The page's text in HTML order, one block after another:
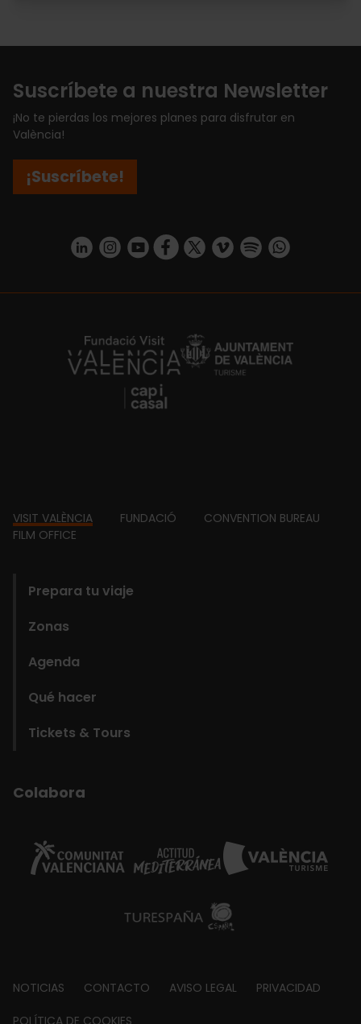
Suscríbete a nuestra Newsletter
¡No te pierdas los mejores planes para disfrutar en
València!
¡Suscríbete!
https://www.linkedin.com/company/turismo-valencia/mycompany/
https://www.instagram.com/visit_valencia/
https://www.youtube.com/user/
https://www.facebook.com/
https://twitter.com/
https://vimeo.com/
https://https://api.whatsapp.com/
https://fundacion.visitvalencia.com/
Footer
VISIT VALÈNCIA FUNDACIÓ
CONVENTION BUREAU
FILM OFFICE
Prepara tu viaje
Zonas
Agenda
Qué hacer
Tickets & Tours
Colabora
Footer
NOTICIAS CONTACTO AVISO LEGAL PRIVACIDAD
POLÍTICA DE COOKIES